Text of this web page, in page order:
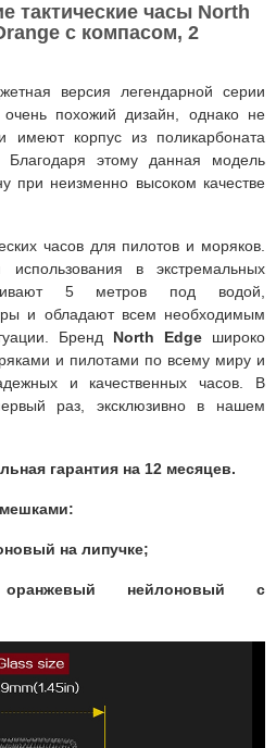
тактические часы North
с компасом, 2
версия легендарной серии
похожий дизайн, однако не
имеют корпус из поликарбоната
Благодаря этому данная модель
при неизменно высоком качестве
часов для пилотов и моряков.
в экстремальных
5 метров под водой,
и обладают всем необходимым
Бренд North Edge широко
и пилотами по всему миру и
и качественных часов. В
раз, эксклюзивно в нашем
гарантия на 12 месяцев.
на липучке;
нейлоновый с